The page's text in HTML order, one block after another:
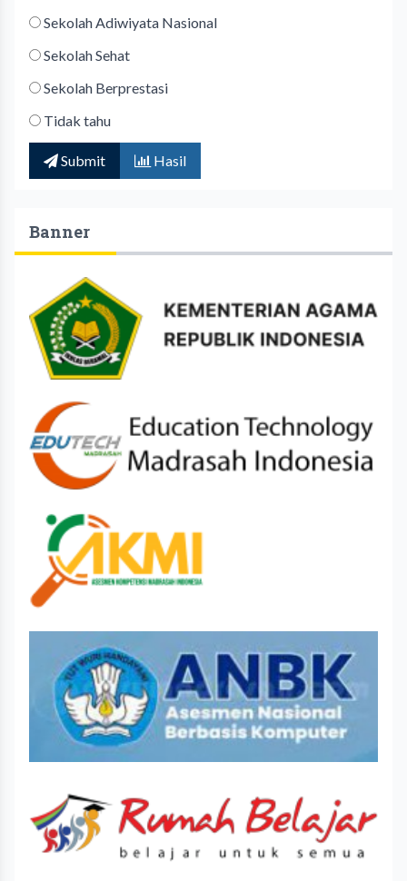
Sekolah Adiwiyata Nasional
Sekolah Sehat
Sekolah Berprestasi
Tidak tahu
Submit Hasil
Banner